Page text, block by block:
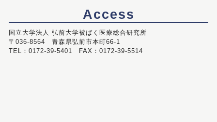
Access
国立大学法人 弘前大学被ばく医療総合研究所
〒036-8564 青森県弘前市本町66-1
TEL：0172-39-5401 FAX：0172-39-5514